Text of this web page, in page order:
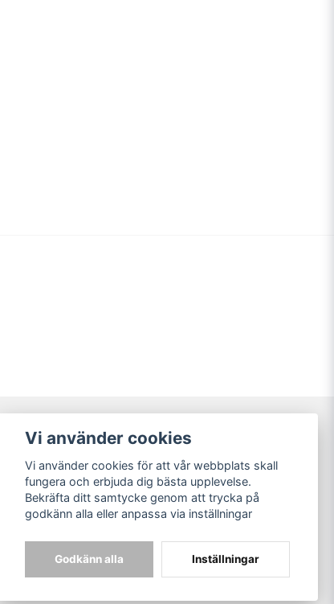
Broarne AB
© Copyright
Vi använder cookies
Vi använder cookies för att vår webbplats skall
fungera och erbjuda dig bästa upplevelse.
Bekräfta ditt samtycke genom att trycka på
godkänn alla eller anpassa via inställningar
Godkänn alla Inställningar